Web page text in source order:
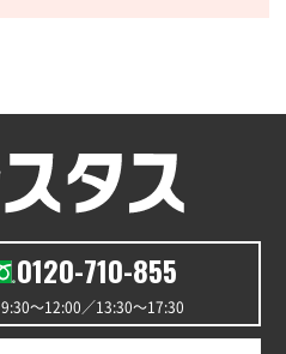
品質
サイズ1000枚
0120-710-855
〜12:00／13:30〜17:30